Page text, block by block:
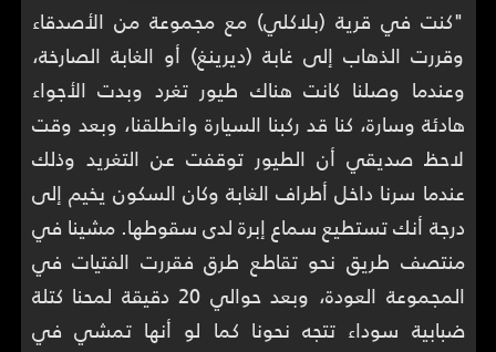
"كنت في قرية (بلاكلي) مع مجموعة من الأصدقاء
وقررت الذهاب إلى غابة (ديرينغ) أو الغابة الصارخة،
وعندما وصلنا كانت هناك طيور تغرد وبدت الأجواء
هادئة وسارة، كنا قد ركبنا السيارة وانطلقنا، وبعد وقت
لاحظ صديقي أن الطيور توقفت عن التغريد وذلك
عندما سرنا داخل أطراف الغابة وكان السكون يخيم إلى
درجة أنك تستطيع سماع إبرة لدى سقوطها. مشينا في
منتصف طريق نحو تقاطع طرق فقررت الفتيات في
المجموعة العودة، وبعد حوالي 20 دقيقة لمحنا كتلة
ضبابية سوداء تتجه نحونا كما لو أنها تمشي في